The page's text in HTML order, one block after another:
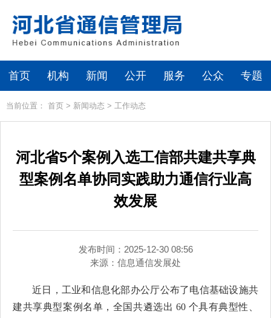
首页 机构 新闻 公开 服务 公众 专题
当前位置： 首页 > 新闻动态 > 工作动态
河北省5个案例入选工信部共建共享典
型案例名单协同实践助力通信行业高
效发展
发布时间：2025-12-30 08:56
来源： 信息通信发展处
近日，工业和信息化部办公厅公布了电信基础设施共
建共享典型案例名单，全国共遴选出 60 个具有典型性、